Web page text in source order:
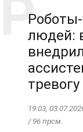
людей:
тревогу
19:03,
/ 96 прсм.